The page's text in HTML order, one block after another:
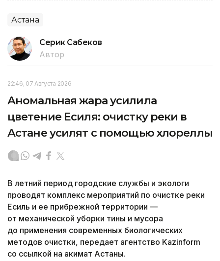
Астана
Серик Сабеков
Автор
22:46, 07 Августа 2026
Аномальная жара усилила
цветение Есиля: очистку реки в
Астане усилят с помощью хлореллы
В летний период городские службы и экологи
проводят комплекс мероприятий по очистке реки
Есиль и ее прибрежной территории —
от механической уборки тины и мусора
до применения современных биологических
методов очистки, передает агентство Kazinform
со ссылкой на акимат Астаны.